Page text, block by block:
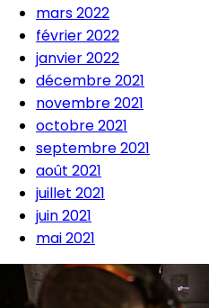
mars 2022
février 2022
janvier 2022
décembre 2021
novembre 2021
octobre 2021
septembre 2021
août 2021
juillet 2021
juin 2021
mai 2021